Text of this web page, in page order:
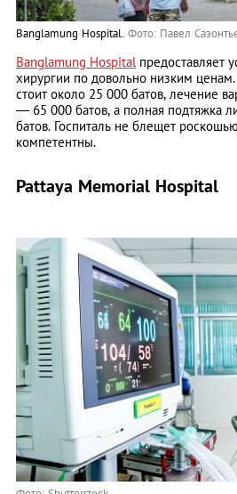
Banglamung Hospital. Фото: Павел
Banglamung Hospitalпредоставляет
хирургии по довольно низким
стоит около 25 000 батов, лечение
— 65 000 батов, а полная подтяжка
батов. Госпиталь не блещет
компетентны.
Pattaya Memorial Hospital